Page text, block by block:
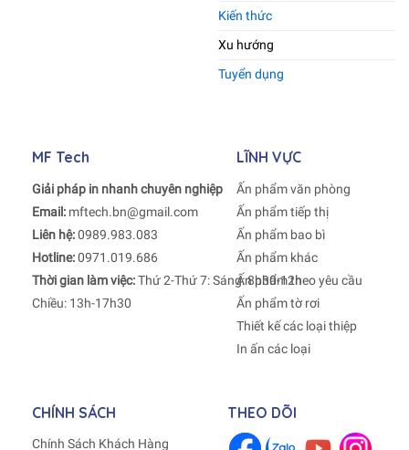
Kiến thức
Xu hướng
Tuyển dụng
MF Tech
Giải pháp in nhanh chuyên nghiệp
Email: mftech.bn@gmail.com
Liên hệ:0989.983.083
Hotline:0971.019.686
Thời gian làm việc:Thứ 2-Thứ 7: Sáng: 8h30-12h
Chiều: 13h-17h30
LĨNH VỰC
Ấn phẩm văn phòng
Ấn phẩm tiếp thị
Ấn phẩm bao bì
Ấn phẩm khác
Ấn phẩm theo yêu cầu
Ấn phẩm tờ rơi
Thiết kế các loại thiệp
In ấn các loại
CHÍNH SÁCH
Chính Sách Khách Hàng
THEO DÕI